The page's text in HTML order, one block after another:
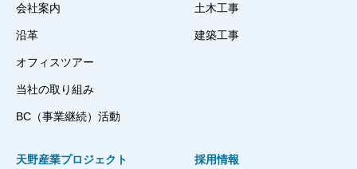
会社案内
沿革
オフィスツアー
当社の取り組み
BC（事業継続）活動
土木工事
建築工事
天野産業プロジェクト 採用情報